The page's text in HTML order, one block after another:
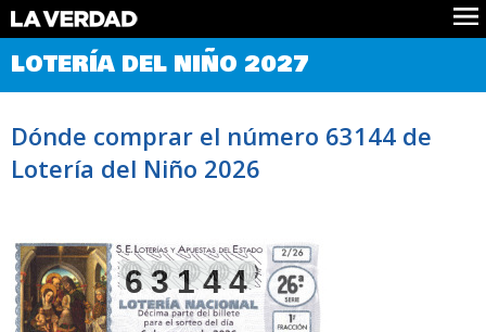
Comprobar Loteria del Niño
Premios
Noticias
Datos
LOTERÍA DEL NIÑO 2027
Dónde comprar el número 63144 de
Lotería del Niño 2026
63144